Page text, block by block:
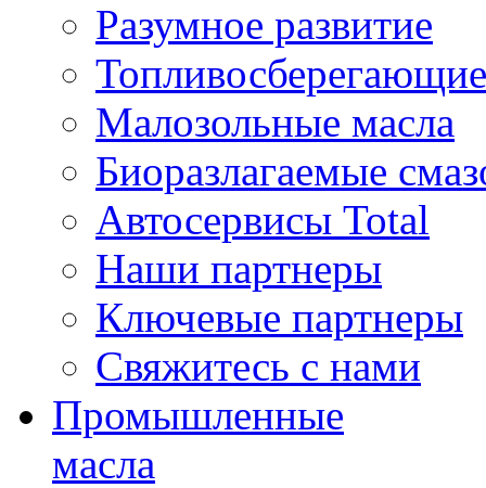
Разумное развитие
Малозольные масла
Биоразлагаемые
Автосервисы Total
Наши партнеры
Ключевые партнеры
Свяжитесь с нами
Промышленные
масла